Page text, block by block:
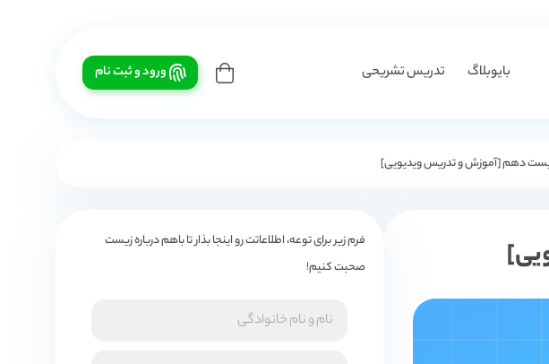
بایوبلاگ تدریس تشریحی ورود و ثبت نام
فرم زیر برای توعه، اطلاعاتت رو اینجا بذار تا باهم درباره زیست
صحبت کنیم!